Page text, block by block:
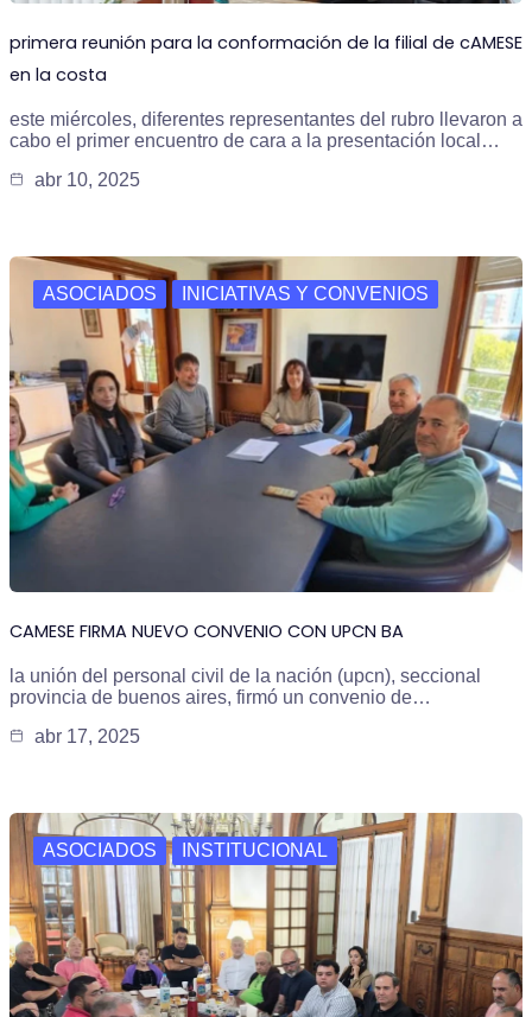
primera reunión para la conformación de la filial de cAMESE
en la costa
este miércoles, diferentes representantes del rubro llevaron a
cabo el primer encuentro de cara a la presentación local…
abr 10, 2025
ASOCIADOS INICIATIVAS Y CONVENIOS
CAMESE FIRMA NUEVO CONVENIO CON UPCN BA
la unión del personal civil de la nación (upcn), seccional
provincia de buenos aires, firmó un convenio de…
abr 17, 2025
ASOCIADOS INSTITUCIONAL